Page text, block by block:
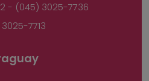
- (045) 3025-7736
7713